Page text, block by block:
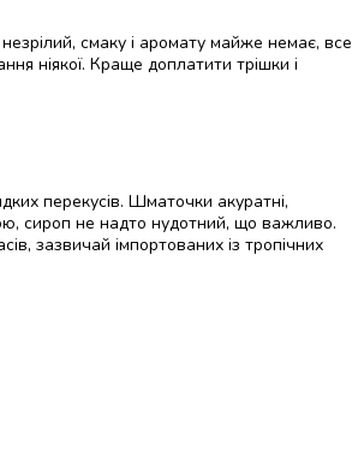
смаку і аромату майже немає, все
ніякої. Краще доплатити трішки і
перекусів. Шматочки акуратні,
сироп не надто нудотний, що важливо.
зазвичай імпортованих із тропічних